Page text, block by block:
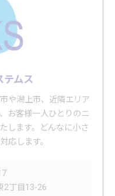
テムス
や潟上市、近隣エリア
お客様一人ひとりのニ
します。どんなに小さ
応します。
2丁目13-26